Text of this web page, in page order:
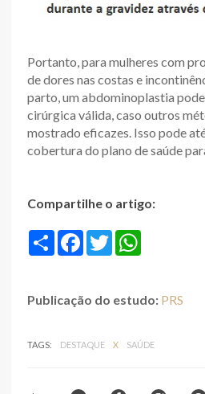
Portanto, para mulheres com
de dores nas costas e
parto, um abdominoplastia
cirúrgica válida, caso outros
mostrado eficazes. Isso pode
cobertura do plano de saúde
Compartilhe o artigo:
S
F
o
T
w
e
A
Publicação do estudo: PRS
TAGS: DESTAQUE X SAÚDE